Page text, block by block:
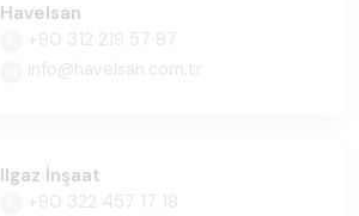
Havelsan
+90 312 219 57 87
info@havelsan.com.tr
Ilgaz İnşaat
+90 322 457 17 18